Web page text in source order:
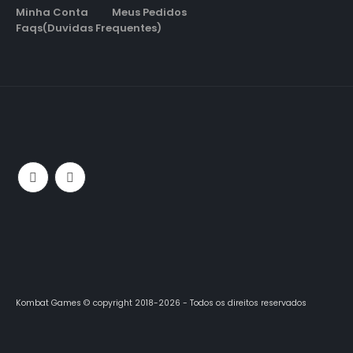
Minha Conta
Meus Pedidos
Faqs(Duvidas Frequentes)
Kombat Games © copyright 2018-2026 - Todos os direitos reservados